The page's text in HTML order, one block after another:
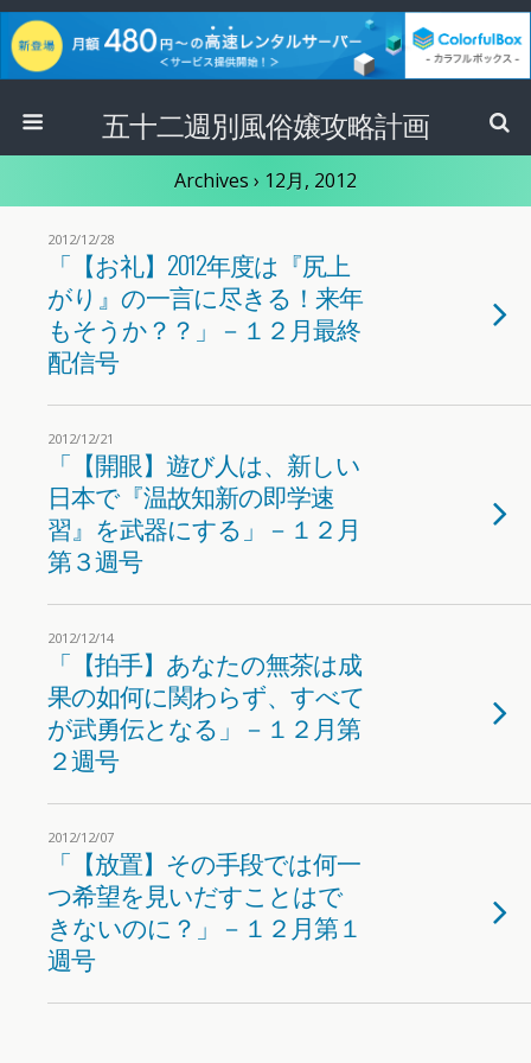
五十二週別風俗嬢攻略計画
Archives › 12月, 2012
2012/12/28
「【お礼】2012年度は『尻上
がり』の一言に尽きる！来年
もそうか？？」－１２月最終
配信号
2012/12/21
「【開眼】遊び人は、新しい
日本で『温故知新の即学速
習』を武器にする」－１２月
第３週号
2012/12/14
「【拍手】あなたの無茶は成
果の如何に関わらず、すべて
が武勇伝となる」－１２月第
２週号
2012/12/07
「【放置】その手段では何一
つ希望を見いだすことはで
きないのに？」－１２月第１
週号